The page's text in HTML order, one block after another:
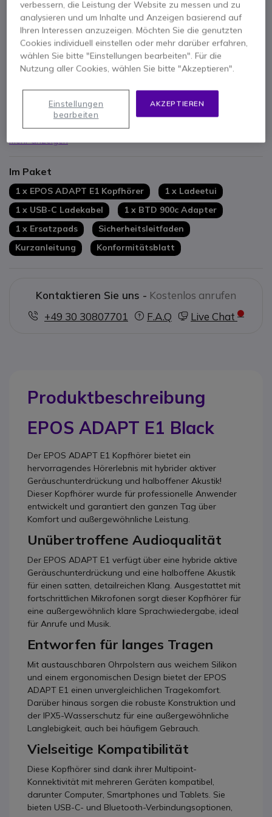
Hauptmerkmale
Schnelle Aufladung und 50 Stunden Akkulaufzeit
EPOSIntelligentFit™: komfortable Passform und akustische
Exzellente Audioqualität für Gespräche und Musik
EPOSIntelligentFit™: komfortabler Sitz und akustische
Leistung.
UC Zertifizierung: Microsoft Teams, Zoom, Google Meet,
Webex by Cisco
Mehr anzeigen
Im Paket
1 x EPOS ADAPT E1 Kopfhörer
1 x Ladeetui
1 x USB-C Ladekabel
1 x BTD 900c Adapter
1 x Ersatzpads
Sicherheitsleitfaden
Kurzanleitung
Konformitätsblatt
Kontaktieren Sie uns - Kostenlos anrufen
+49 30 30807701
F.A.Q Live Chat
Produktbeschreibung
EPOS ADAPT E1 Black
Der EPOS ADAPT E1 Kopfhörer bietet ein
hervorragendes Hörerlebnis mit hybrider aktiver
Geräuschunterdrückung und halboffener Akustik!
Dieser Kopfhörer wurde für professionelle Anwender
entwickelt und garantiert den ganzen Tag über
Komfort und außergewöhnliche Leistung.
Unübertroffene Audioqualität
Der EPOS ADAPT E1 verfügt über eine hybride aktive
Geräuschunterdrückung und eine halboffene Akustik
für einen satten, detailreichen Klang. Ausgestattet mit
fortschrittlichen Mikrofonen sorgt dieser Kopfhörer für
eine außergewöhnlich klare Sprachwiedergabe, ideal
für Anrufe und Musik.
Entworfen für langes Tragen
Mit austauschbaren Ohrpolstern aus weichem Silikon
und einem ergonomischen Design bietet der EPOS
ADAPT E1 einen unvergleichlichen Tragekomfort.
Darüber hinaus sorgen die robuste Konstruktion und
der IPX5-Wasserschutz für eine außergewöhnliche
Langlebigkeit, auch bei häufigem Gebrauch.
Vielseitige Kompatibilität
Diese Kopfhörer sind dank ihrer Multipoint-
Konnektivität mit mehreren Geräten kompatibel,
darunter Computer, Smartphones und Tablets. Sie
bieten USB-C- und Bluetooth-Verbindungsoptionen,
verbessern, die Leistung der Website zu messen und zu
analysieren und um Inhalte und Anzeigen basierend auf
Ihren Interessen anzuzeigen. Möchten Sie die genutzten
Cookies individuell einstellen oder mehr darüber erfahren,
wählen Sie bitte "Einstellungen bearbeiten". Für die
Nutzung aller Cookies, wählen Sie bitte "Akzeptieren".
AKZEPTIEREN
Einstellungen
bearbeiten